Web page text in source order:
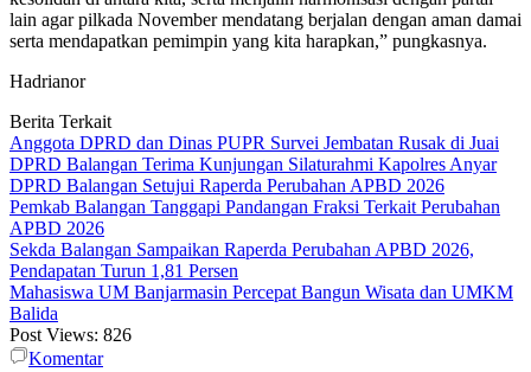
lain agar pilkada November mendatang berjalan dengan aman damai
serta mendapatkan pemimpin yang kita harapkan,” pungkasnya.
Hadrianor
Berita Terkait
Anggota DPRD dan Dinas PUPR Survei Jembatan Rusak di Juai
DPRD Balangan Terima Kunjungan Silaturahmi Kapolres Anyar
DPRD Balangan Setujui Raperda Perubahan APBD 2026
Pemkab Balangan Tanggapi Pandangan Fraksi Terkait Perubahan
APBD 2026
Sekda Balangan Sampaikan Raperda Perubahan APBD 2026,
Pendapatan Turun 1,81 Persen
Mahasiswa UM Banjarmasin Percepat Bangun Wisata dan UMKM
Balida
Post Views: 826
Komentar